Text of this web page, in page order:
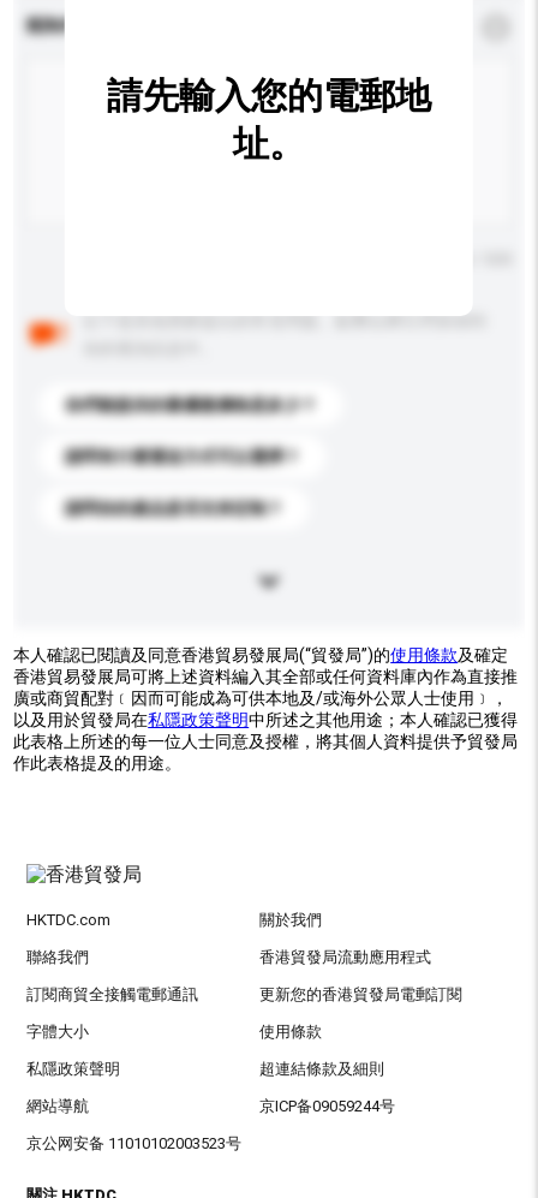
查詢內容
以下是其他買家提出的常見問題。點擊以將它們添加到
你們能提供的最優惠價格是多少？
請問有什麼運送方式可以選擇？
請問你的產品是否支持定制？
請先輸入您的電郵地
址。
本人確認已閱讀及同意香港貿易發展局(“貿發局”)的使用條款及確定
香港貿易發展局可將上述資料編入其全部或任何資料庫內作為直接推
廣或商貿配對﹝因而可能成為可供本地及/或海外公眾人士使用﹞，
以及用於貿發局在私隱政策聲明中所述之其他用途；本人確認已獲得
此表格上所述的每一位人士同意及授權，將其個人資料提供予貿發局
作此表格提及的用途。
HKTDC.com 關於我們
聯絡我們 香港貿發局流動應用程式
訂閱商貿全接觸電郵通訊 更新您的香港貿發局電郵訂閱
字體大小 使用條款
私隱政策聲明 超連結條款及細則
網站導航 京ICP备09059244号
京公网安备 11010102003523号